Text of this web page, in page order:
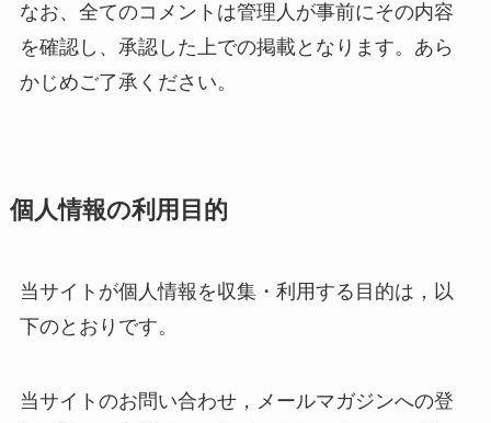
なお、全てのコメントは管理人が事前にその内容
を確認し、承認した上での掲載となります。あら
かじめご了承ください。
個人情報の利用目的
当サイトが個人情報を収集・利用する目的は，以
下のとおりです。
当サイトのお問い合わせ，メールマガジンへの登